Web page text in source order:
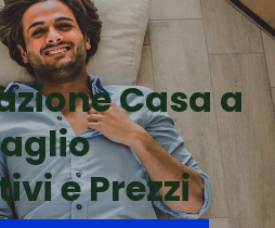
Casa a
e Prezzi